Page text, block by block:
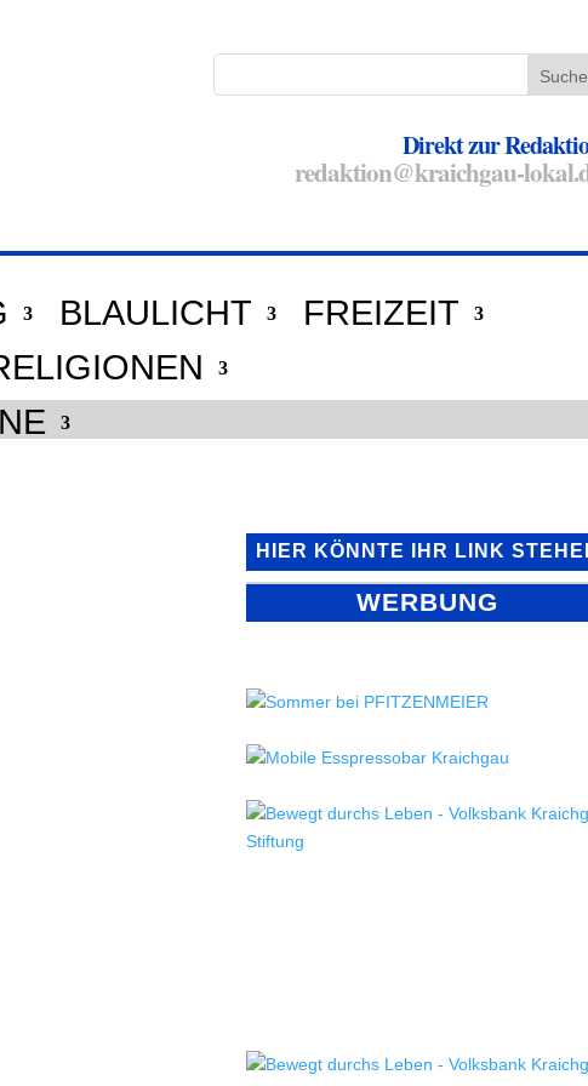
Direkt zur
redaktion@kraichgau-
BLAULICHT
FREIZEIT
HIER KÖNNTE IHR LINK
WERBUNG